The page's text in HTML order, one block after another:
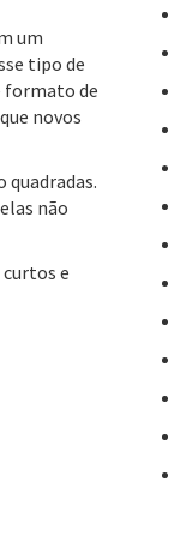
um
tipo de
formato de
novos
quadradas.
não
curtos e